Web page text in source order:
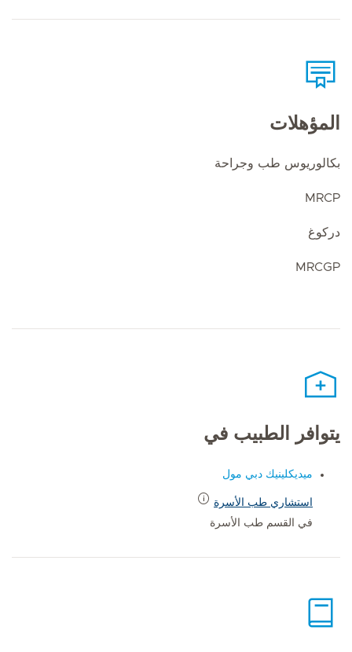
المؤهلات
بكالوريوس طب وجراحة
MRCP
دركوغ
MRCGP
يتوافر الطبيب في
ميديكلينيك دبي مول
استشاري طب الأسرة
في القسم طب الأسرة